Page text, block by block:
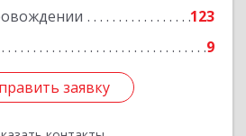
123
9
заявку
Подробнее
заявку